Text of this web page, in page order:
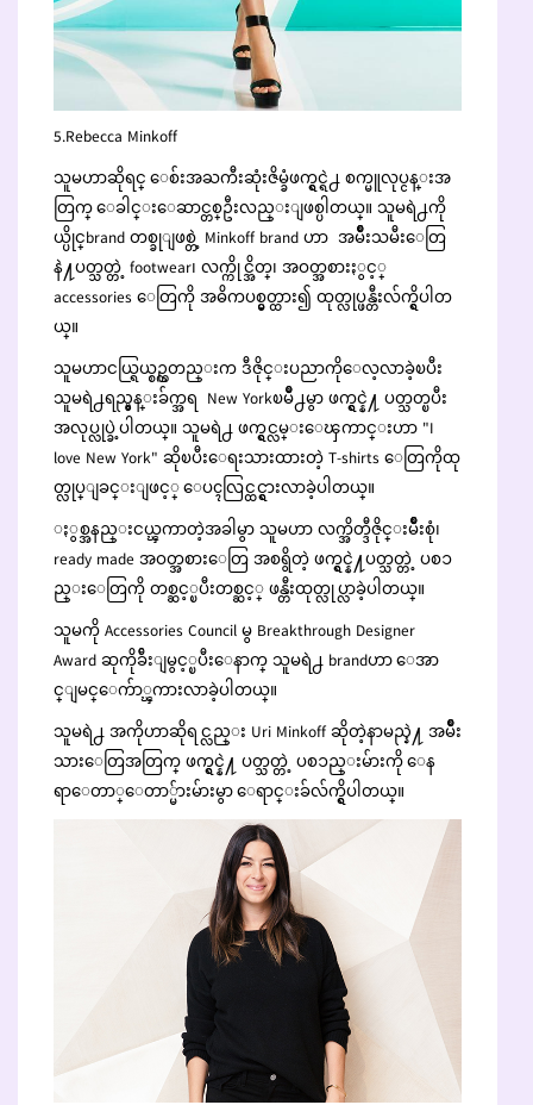
5.Rebecca Minkoff
သူမဟာဆိုရင္ ေစ်းအႀကီးဆုံးဇိမ္ခံဖက္ရွင္ရဲ႕ စက္မူလုပ္ငန္းအ
တြက္ ေခါင္းေဆာင္တစ္ဦးလည္းျဖစ္ပါတယ္။ သူမရဲ႕ကို
ယ္ပိုင္brand တစ္ခုျဖစ္တဲ့ Minkoff brand ဟာ အမ်ဳိးသမီးေတြ
နဲ႔ပတ္သတ္တဲ့ footwear၊ လက္ကိုင္အိတ္၊ အဝတ္အစားႏွင့္
accessories ေတြကို အဓိကပစ္မွတ္ထား၍ ထုတ္လုပ္ဖန္တီးလ်က္ရွိပါတ
ယ္။
သူမဟာငယ္ရြယ္စဥ္ကတည္းက ဒီဇိုင္းပညာကိုေလ့လာခဲ့ၿပီး
သူမရဲ႕ရည္မွန္းခ်က္အရ New Yorkၿမိဳ႕မွာ ဖက္ရွင္နဲ႔ ပတ္သတ္ၿပီး
အလုပ္လုပ္ခဲ့ပါတယ္။ သူမရဲ႕ ဖက္ရွင္လမ္းေၾကာင္းဟာ "I
love New York" ဆိုၿပီးေရးသားထားတဲ့ T-shirts ေတြကိုထု
တ္လုပ္ျခင္းျဖင့္ ေပၚလြင္ထင္ရွားလာခဲ့ပါတယ္။
ႏွစ္အနည္းငယ္ၾကာတဲ့အခါမွာ သူမဟာ လက္အိတ္ဒီဇိုင္းမ်ဳိးစုံ၊
ready made အဝတ္အစားေတြ အစရွိတဲ့ ဖက္ရွင္နဲ႔ပတ္သတ္တဲ့ ပစၥ
ည္းေတြကို တစ္ဆင့္ၿပီးတစ္ဆင့္ ဖန္တီးထုတ္လုပ္လာခဲ့ပါတယ္။
သူမကို Accessories Council မွ Breakthrough Designer
Award ဆုကိုခ်ီးျမွင့္ၿပီးေနာက္ သူမရဲ႕ brandဟာ ေအာ
င္ျမင္ေက်ာ္ၾကားလာခဲ့ပါတယ္။
သူမရဲ႕ အကိုဟာဆိုရင္လည္း Uri Minkoff ဆိုတဲ့နာမည္နဲ႔ အမ်ဳိး
သားေတြအတြက္ ဖက္ရွင္နဲ႔ ပတ္သတ္တဲ့ ပစၥည္းမ်ားကို ေန
ရာေတာ္ေတာ္မ်ားမ်ားမွာ ေရာင္းခ်လ်က္ရွိပါတယ္။